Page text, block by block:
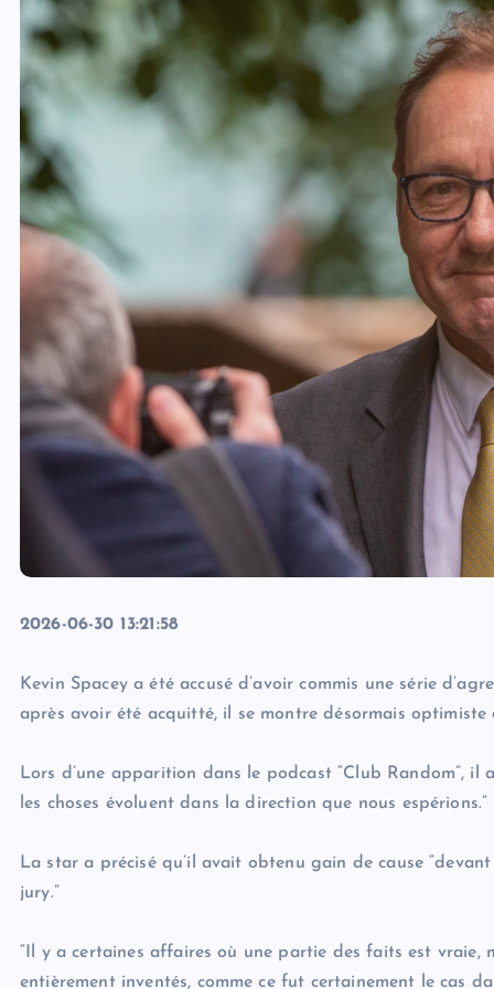
2026-06-30 13:21:58
Kevin Spacey a été accusé d’avoir commis une série
après avoir été acquitté, il se montre désormais
Lors d’une apparition dans le podcast “Club Random”, il
les choses évoluent dans la direction que nous espérions.”
La star a précisé qu’il avait obtenu gain de cause
jury.”
“Il y a certaines affaires où une partie des faits est vraie,
entièrement inventés, comme ce fut certainement le cas